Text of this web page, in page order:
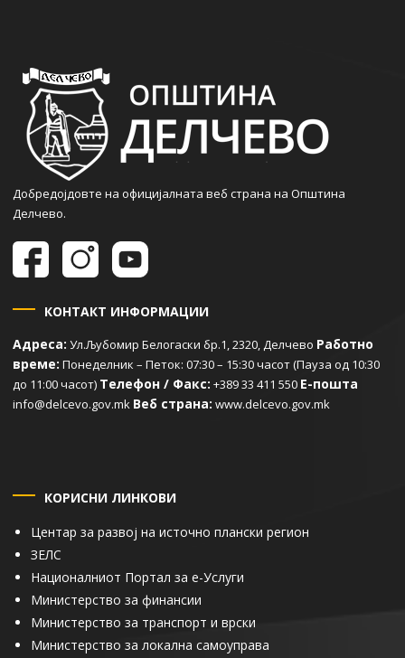
Добредојдовте на официјалната веб страна на Општина
Делчево.
КОНТАКТ ИНФОРМАЦИИ
Адреса: Ул.Љубомир Белогаски бр.1, 2320, Делчево Работно
време: Понеделник – Петок: 07:30 – 15:30 часот (Пауза од 10:30
до 11:00 часот) Телефон / Факс: +389 33 411 550 Е-пошта
info@delcevo.gov.mk Веб страна: www.delcevo.gov.mk
КОРИСНИ ЛИНКОВИ
Центар за развој на источно плански регион
ЗЕЛС
Националниот Портал за е-Услуги
Министерство за финансии
Министерство за транспорт и врски
Министерство за локална самоуправа